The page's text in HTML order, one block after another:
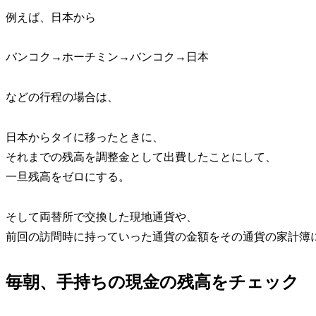
例えば、日本から
バンコク→ホーチミン→バンコク→日本
などの行程の場合は、
日本からタイに移ったときに、
それまでの残高を調整金として出費したことにして、
一旦残高をゼロにする。
そして両替所で交換した現地通貨や、
前回の訪問時に持っていった通貨の金額をその通貨の家計簿
毎朝、手持ちの現金の残高をチェック